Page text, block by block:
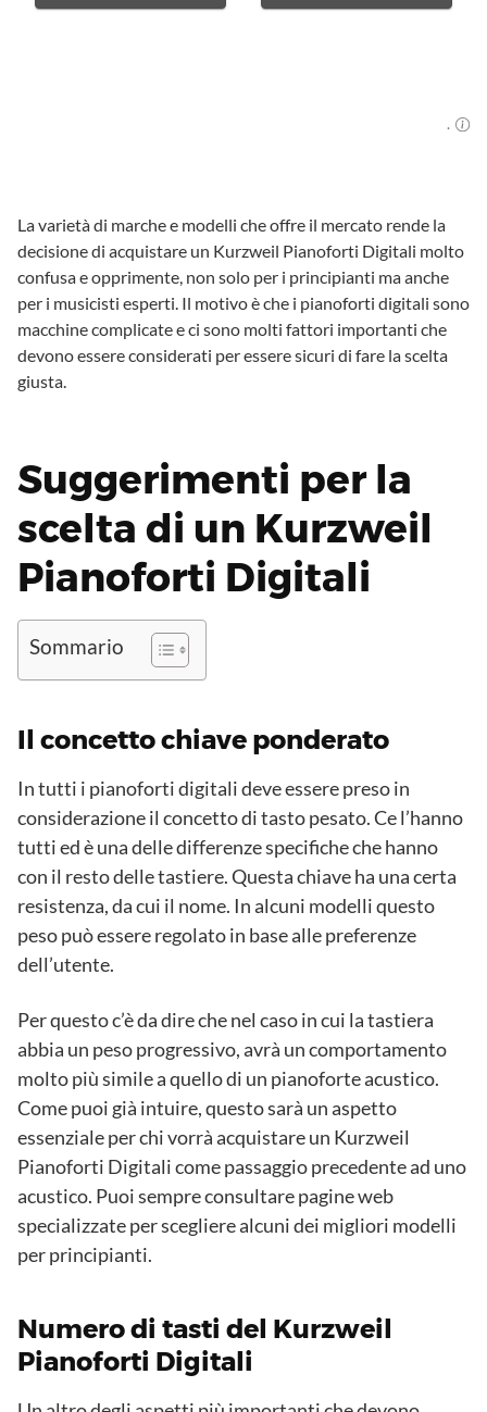
.
La varietà di marche e modelli che offre il mercato rende la
decisione di acquistare un Kurzweil Pianoforti Digitali molto
confusa e opprimente, non solo per i principianti ma anche
per i musicisti esperti. Il motivo è che i pianoforti digitali sono
macchine complicate e ci sono molti fattori importanti che
devono essere considerati per essere sicuri di fare la scelta
giusta.
Suggerimenti per la
scelta di un Kurzweil
Pianoforti Digitali
Sommario
Il concetto chiave ponderato
In tutti i pianoforti digitali deve essere preso in
considerazione il concetto di tasto pesato. Ce l’hanno
tutti ed è una delle differenze specifiche che hanno
con il resto delle tastiere. Questa chiave ha una certa
resistenza, da cui il nome. In alcuni modelli questo
peso può essere regolato in base alle preferenze
dell’utente.
Per questo c’è da dire che nel caso in cui la tastiera
abbia un peso progressivo, avrà un comportamento
molto più simile a quello di un pianoforte acustico.
Come puoi già intuire, questo sarà un aspetto
essenziale per chi vorrà acquistare un Kurzweil
Pianoforti Digitali come passaggio precedente ad uno
acustico. Puoi sempre consultare pagine web
specializzate per scegliere alcuni dei migliori modelli
per principianti.
Numero di tasti del Kurzweil
Pianoforti Digitali